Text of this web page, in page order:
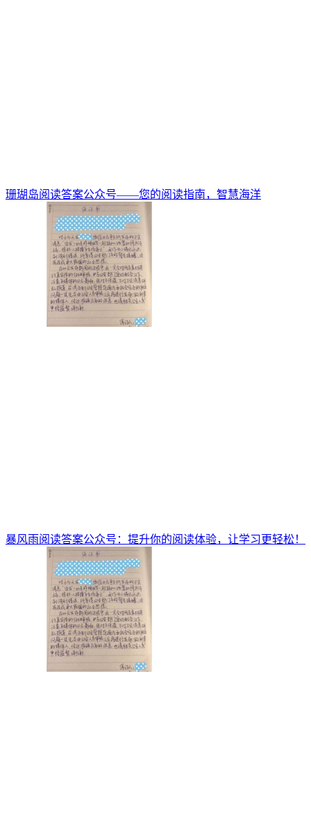
珊瑚岛阅读答案公众号——您的阅读指南，智慧海洋
暴风雨阅读答案公众号：提升你的阅读体验，让学习更轻松！